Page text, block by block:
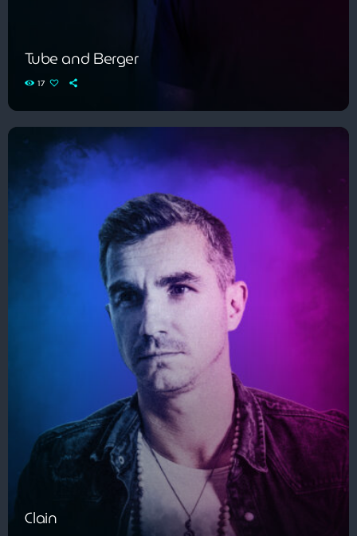
Tube and Berger
17
Clain